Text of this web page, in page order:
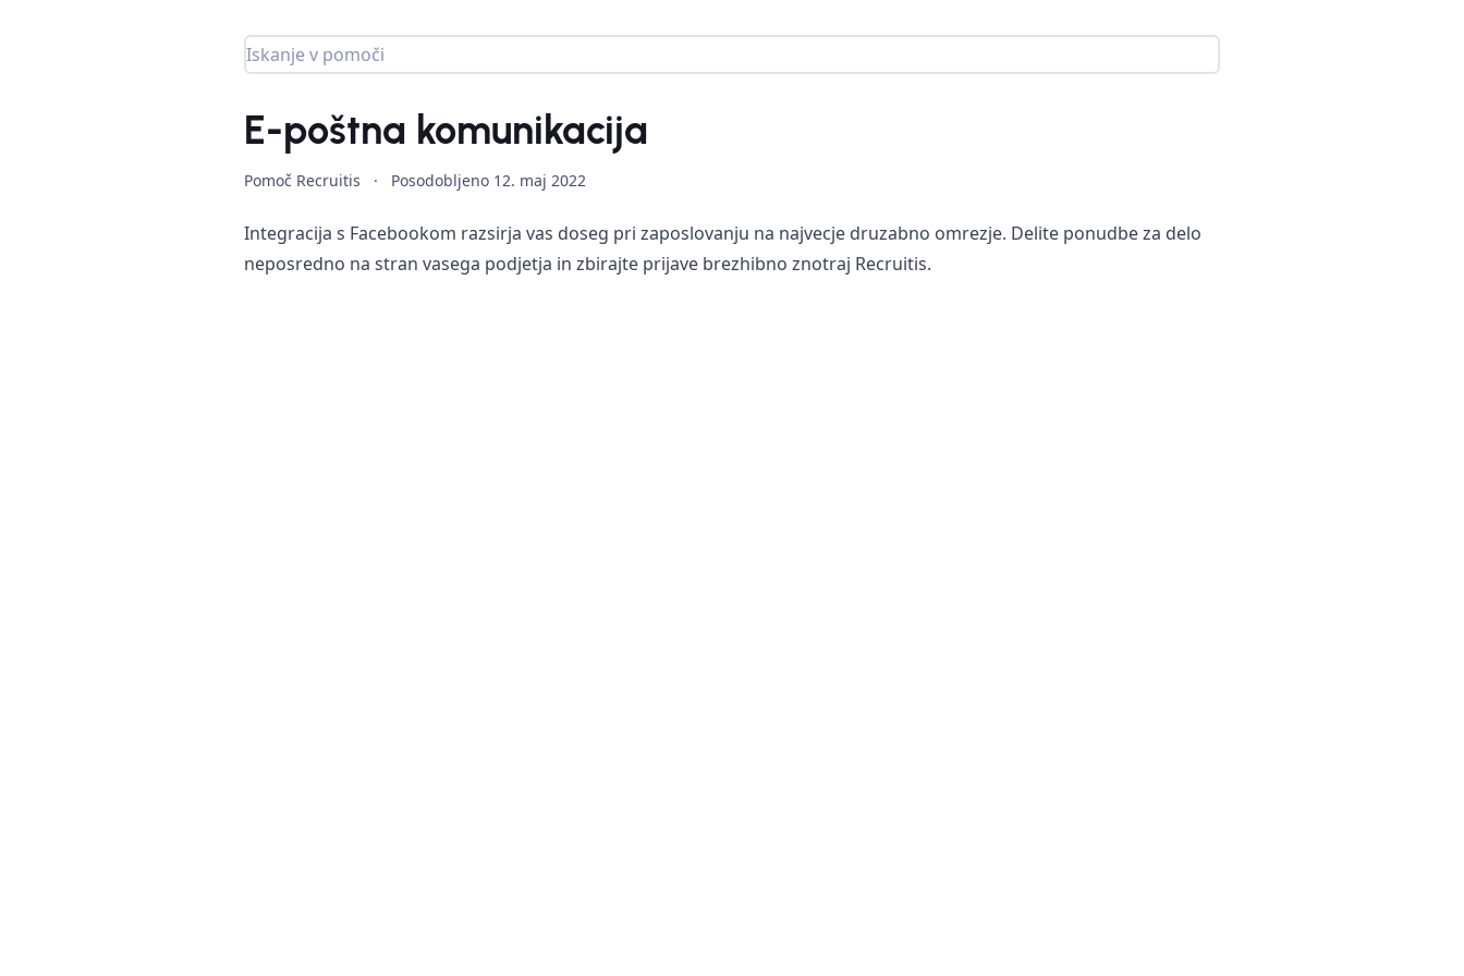
E-poštna komunikacija
Pomoč Recruitis · Posodobljeno 12. maj 2022
Integracija s Facebookom razsirja vas doseg pri zaposlovanju na najvecje druzabno omrezje. Delite ponudbe za delo
neposredno na stran vasega podjetja in zbirajte prijave brezhibno znotraj Recruitis.